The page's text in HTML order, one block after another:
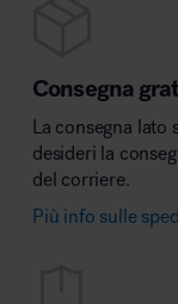
Consegna
La consegna lato
desideri la
del corriere.
Più info sulle